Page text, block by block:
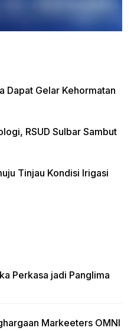
Dapat Gelar Kehormatan
RSUD Sulbar Sambut
Tinjau Kondisi Irigasi
Perkasa jadi Panglima
Markeeters OMNI